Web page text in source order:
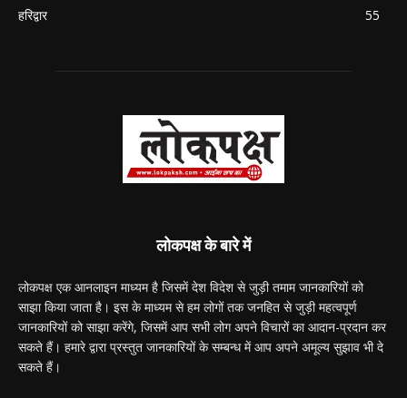
हरिद्वार
55
लोकपक्ष के बारे में
लोकपक्ष एक आनलाइन माध्यम है जिसमें देश विदेश से जुड़ी तमाम जानकारियों को
साझा किया जाता है। इस के माध्यम से हम लोगों तक जनहित से जुड़ी महत्वपूर्ण
जानकारियों को साझा करेंगे, जिसमें आप सभी लोग अपने विचारों का आदान-प्रदान कर
सकते हैं। हमारे द्वारा प्रस्तुत जानकारियों के सम्बन्ध में आप अपने अमूल्य सुझाव भी दे
सकते हैं।